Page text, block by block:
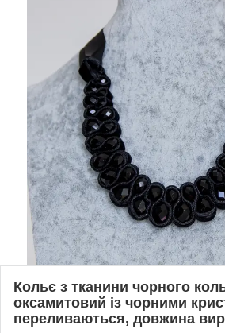
Кольє з тканини чорного
оксамитовий із чорними
переливаються, довжина